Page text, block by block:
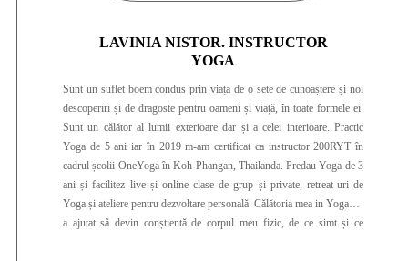
LAVINIA NISTOR. INSTRUCTOR
YOGA
Sunt un suflet boem condus prin viața de o sete de cunoaștere și noi
descoperiri și de dragoste pentru oameni și viață, în toate formele ei.
Sunt un călător al lumii exterioare dar și a celei interioare. Practic
Yoga de 5 ani iar în 2019 m-am certificat ca instructor 200RYT în
cadrul școlii OneYoga în Koh Phangan, Thailanda. Predau Yoga de 3
ani și facilitez live și online clase de grup și private, retreat-uri de
Yoga și ateliere pentru dezvoltare personală. Călătoria mea in Yoga m-
a ajutat să devin conștientă de corpul meu fizic, de ce simt și ce